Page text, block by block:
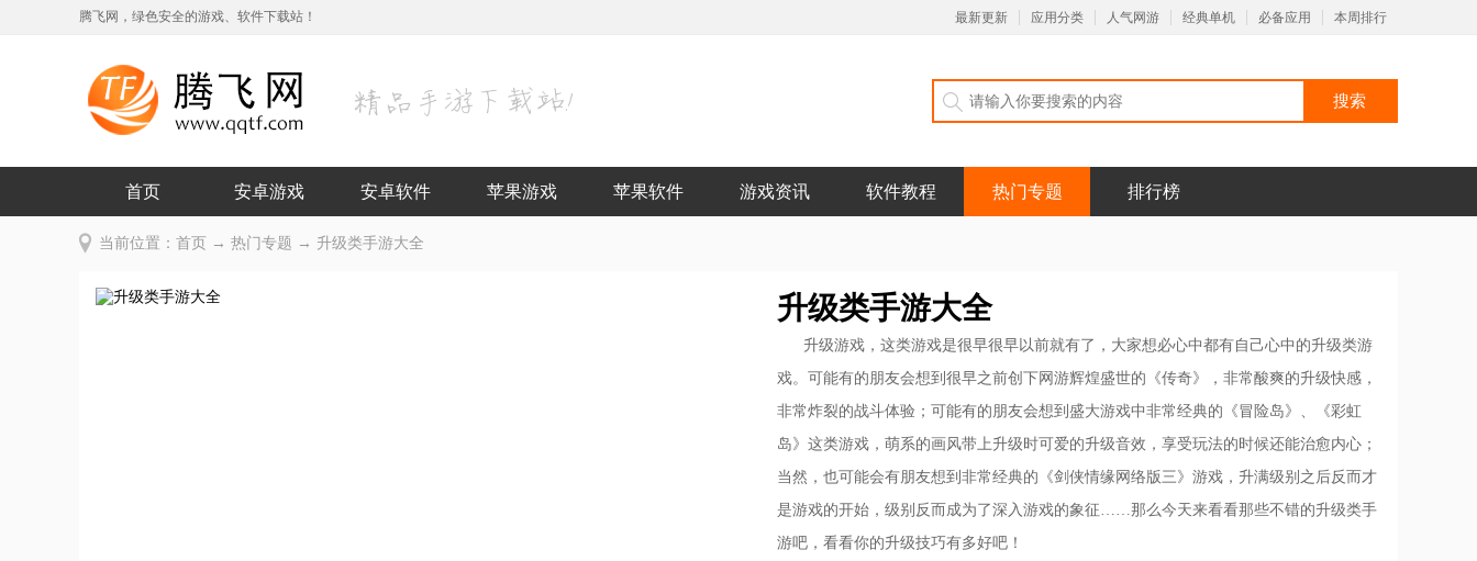
腾飞网，绿色安全的游戏、软件下载站！ 最新更新 应用分类 人气网游 经典单机 必备应用 本周排行
首页 安卓游戏 安卓软件 苹果游戏 苹果软件 游戏资讯 软件教程 热门专题 排行榜
当前位置： 首页 → 热门专题 → 升级类手游大全
升级类手游大全
升级游戏，这类游戏是很早很早以前就有了，大家想必心中都有自己心中的升级类游
戏。可能有的朋友会想到很早之前创下网游辉煌盛世的《传奇》，非常酸爽的升级快感，
非常炸裂的战斗体验；可能有的朋友会想到盛大游戏中非常经典的《冒险岛》、《彩虹
岛》这类游戏，萌系的画风带上升级时可爱的升级音效，享受玩法的时候还能治愈内心；
当然，也可能会有朋友想到非常经典的《剑侠情缘网络版三》游戏，升满级别之后反而才
是游戏的开始，级别反而成为了深入游戏的象征……那么今天来看看那些不错的升级类手
游吧，看看你的升级技巧有多好吧！